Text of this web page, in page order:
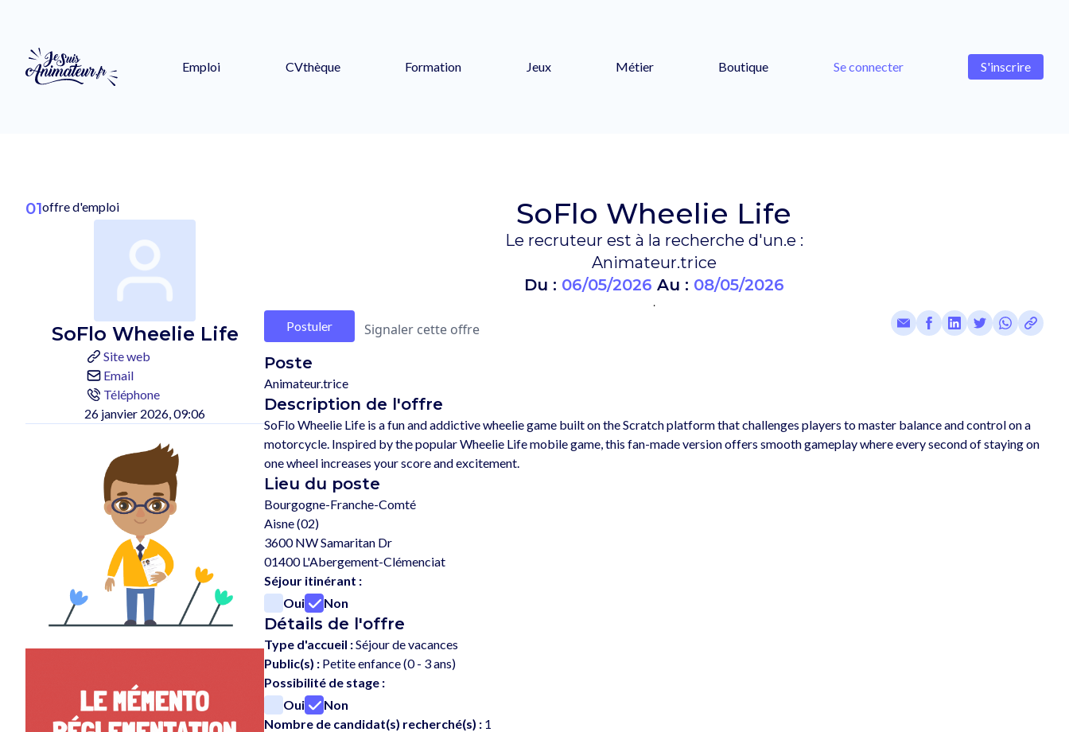
Emploi CVthèque Formation Jeux Métier Boutique Se connecter S'inscrire
01offre d'emploi
SoFlo Wheelie Life
Site web
Email
Téléphone
26 janvier 2026, 09:06
SoFlo Wheelie Life
Le recruteur est à la recherche d'un.e :
Animateur.trice
Du : 06/05/2026 Au : 08/05/2026
.
Postuler Signaler cette offre
Poste
Animateur.trice
Description de l'offre
SoFlo Wheelie Life is a fun and addictive wheelie game built on the Scratch platform that challenges players to master balance and control on a
motorcycle. Inspired by the popular Wheelie Life mobile game, this fan-made version offers smooth gameplay where every second of staying on
Lieu du poste
Bourgogne-Franche-Comté
Aisne (02)
3600 NW Samaritan Dr
01400 L'Abergement-Clémenciat
Séjour itinérant :
Oui
Non
Détails de l'offre
Type d'accueil :Séjour de vacances
Public(s) : Petite enfance (0 - 3 ans)
Possibilité de stage :
Oui
Non
Nombre de candidat(s) recherché(s) : 1